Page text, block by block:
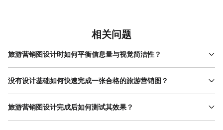
相关问题
旅游营销图设计时如何平衡信息量与视觉简洁性？
旅游营销图需在有限空间内传递关键信息，同时避免画面拥挤。核
心方法是“核心信息突出+次要信息隐藏”。例如，主标题用大字号突
多，可通过色块或线条分隔模块，或使用“展开查看”等交互设计（如
没有设计基础如何快速完成一张合格的旅游营销图？
非专业设计师可通过“模板修改+基础调整”完成旅游营销图设计。首
先选择与目标场景匹配的模板（如社交媒体图、线下海报），替换
旅游营销图设计完成后如何测试其效果？
测试旅游营销图效果需从“用户视角”和“数据反馈”两方面入手。用户